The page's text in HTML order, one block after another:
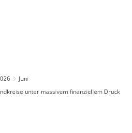
Juni
unter massivem finanziellem Druck